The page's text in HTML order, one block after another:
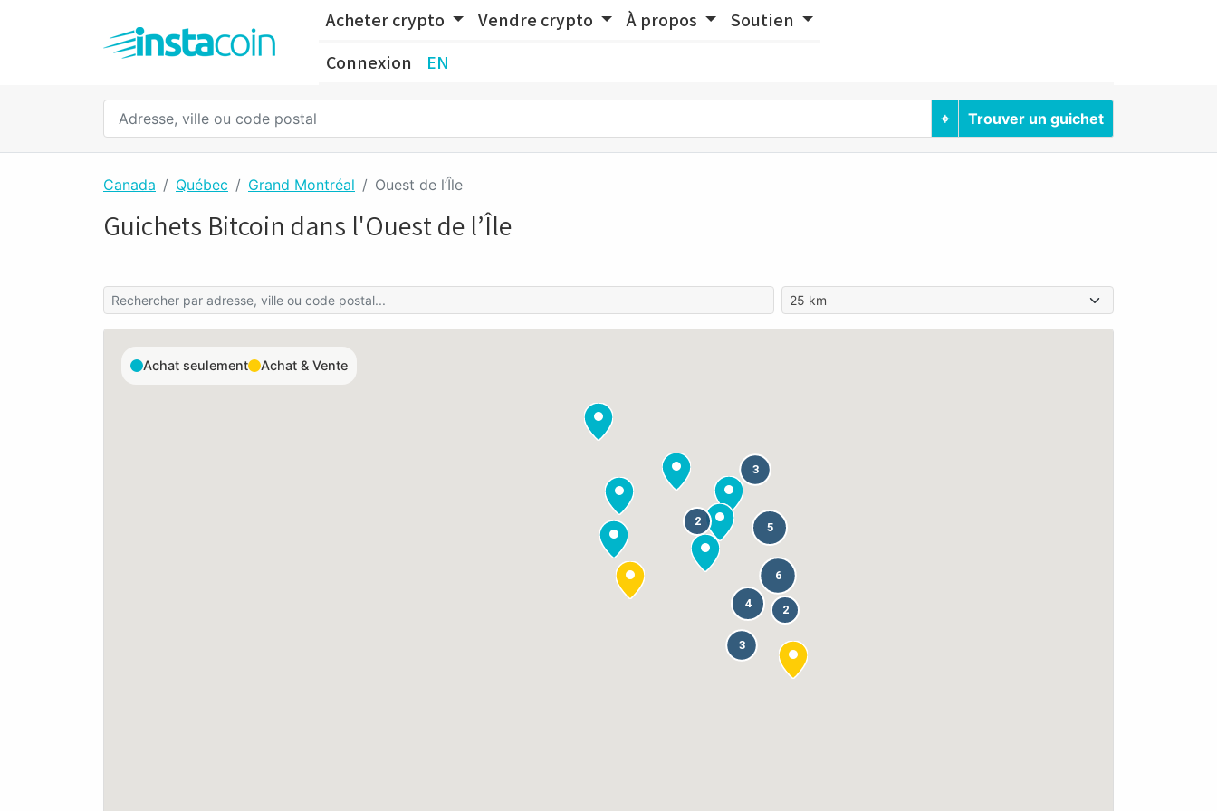
Acheter crypto Vendre crypto À propos
Soutien
Connexion
EN
⌖ Trouver un guichet
Canada Québec Grand Montréal Ouest de l’Île
Guichets Bitcoin dans l'Ouest de l’Île
6
3
3
2
4 2
5
Achat seulement Achat & Vente